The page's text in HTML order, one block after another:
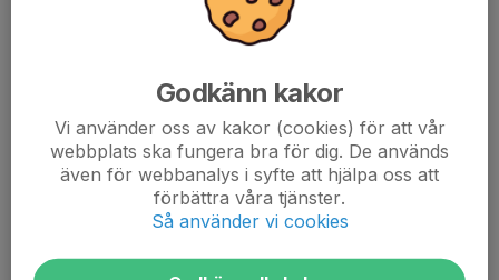
Senaste resultat
Inga matcher finns inbokade
Kommande aktiviteter
Godkänn kakor
Vi använder oss av kakor (cookies) för att vår
webbplats ska fungera bra för dig. De används
även för webbanalys i syfte att hjälpa oss att
förbättra våra tjänster.
Så använder vi cookies